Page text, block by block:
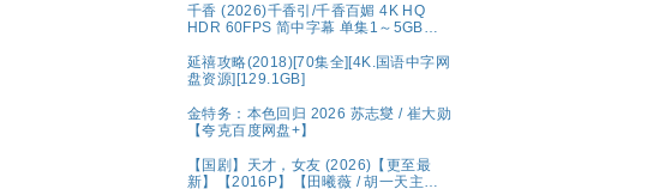
千香 (2026)千香引/千香百媚 4K HQ
HDR 60FPS 简中字幕 单集1～5GB】
延禧攻略(2018)[70集全][4K.国语中字网
盘资源][129.1GB]
金特务：本色回归 2026 苏志燮 / 崔大勋
【夸克百度网盘+】
【国剧】天才，女友 (2026)【更至最
新】【2016P】【田曦薇 / 胡一天主